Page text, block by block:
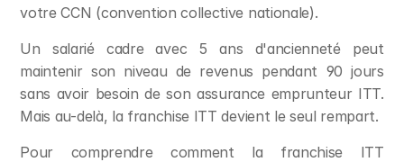
votre CCN (convention collective nationale).
Un salarié cadre avec 5 ans d'ancienneté peut
maintenir son niveau de revenus pendant 90 jours
sans avoir besoin de son assurance emprunteur ITT.
Mais au-delà, la franchise ITT devient le seul rempart.
Pour comprendre comment la franchise ITT